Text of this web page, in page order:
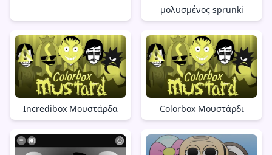
μολυσμένος sprunki
Incredibox Μουστάρδα Colorbox Μουστάρδι